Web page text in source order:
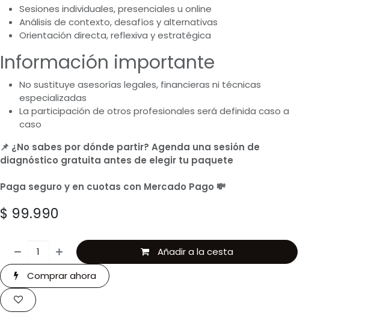
Sesiones individuales, presenciales u online
Análisis de contexto, desafíos y alternativas
Orientación directa, reflexiva y estratégica
Información importante
No sustituye asesorías legales, financieras ni técnicas
especializadas
La participación de otros profesionales será definida caso a
caso
📌 ¿No sabes por dónde partir? Agenda una sesión de
diagnóstico gratuita antes de elegir tu paquete
Paga seguro y en cuotas con Mercado Pago 💸
$ 99.990
Añadir a la cesta
Comprar ahora